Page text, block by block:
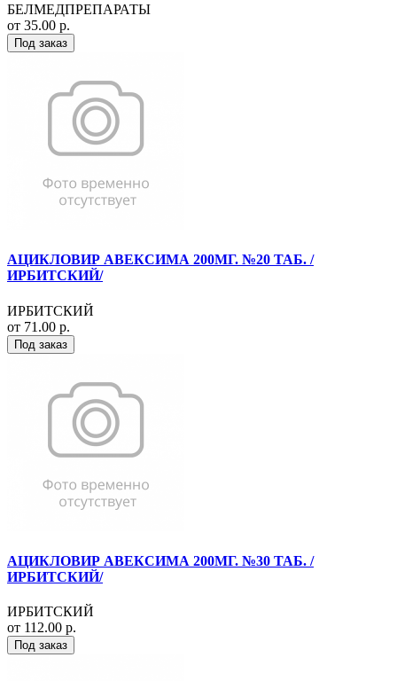
БЕЛМЕДПРЕПАРАТЫ
от 35.00 р.
Под заказ
АЦИКЛОВИР АВЕКСИМА 200МГ. №20 ТАБ. /
ИРБИТСКИЙ/
ИРБИТСКИЙ
от 71.00 р.
Под заказ
АЦИКЛОВИР АВЕКСИМА 200МГ. №30 ТАБ. /
ИРБИТСКИЙ/
ИРБИТСКИЙ
от 112.00 р.
Под заказ